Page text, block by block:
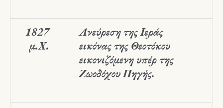
1827
μ.Χ.
Ανεύρεση της Ιεράς
εικόνας της Θεοτόκου
εικονιζόμενη υπέρ της
Ζωοδόχου Πηγής.